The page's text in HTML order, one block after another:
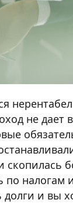
не дает
скопилась
по налогам
долги и вы